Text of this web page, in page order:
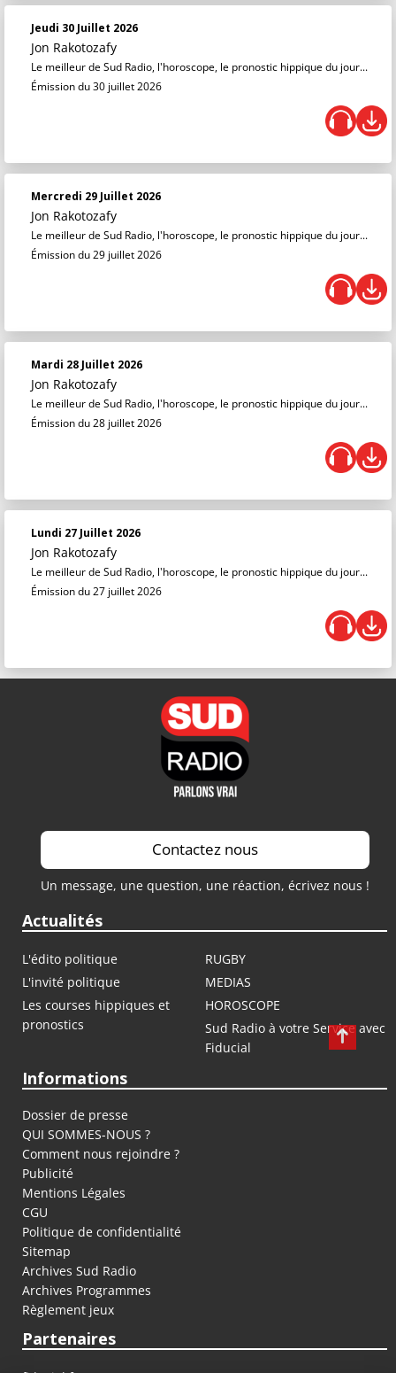
Jeudi 30 Juillet 2026
Jon Rakotozafy
Le meilleur de Sud Radio, l'horoscope, le pronostic hippique du jour...
Émission du 30 juillet 2026
Mercredi 29 Juillet 2026
Jon Rakotozafy
Le meilleur de Sud Radio, l'horoscope, le pronostic hippique du jour...
Émission du 29 juillet 2026
Mardi 28 Juillet 2026
Jon Rakotozafy
Le meilleur de Sud Radio, l'horoscope, le pronostic hippique du jour...
Émission du 28 juillet 2026
Lundi 27 Juillet 2026
Jon Rakotozafy
Le meilleur de Sud Radio, l'horoscope, le pronostic hippique du jour...
Émission du 27 juillet 2026
Contactez nous
Un message, une question, une réaction, écrivez nous !
Actualités
L'édito politique
RUGBY
L'invité politique
MEDIAS
Les courses hippiques et
pronostics
HOROSCOPE
Sud Radio à votre Service avec
Fiducial
Informations
Dossier de presse
QUI SOMMES-NOUS ?
Comment nous rejoindre ?
Publicité
Mentions Légales
CGU
Politique de confidentialité
Sitemap
Archives Sud Radio
Archives Programmes
Règlement jeux
Partenaires